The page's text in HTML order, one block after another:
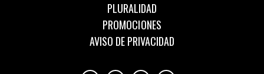
PLURALIDAD
PROMOCIONES
AVISO DE PRIVACIDAD